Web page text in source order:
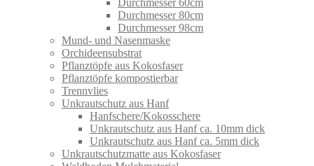
Durchmesser 80cm
Durchmesser 98cm
Mund- und Nasenmaske
Orchideensubstrat
Pflanztöpfe aus Kokosfaser
Pflanztöpfe kompostierbar
Trennvlies
Unkrautschutz aus Hanf
Hanfschere/Kokosschere
Unkrautschutz aus Hanf ca. 10mm dick
Unkrautschutz aus Hanf ca. 5mm dick
Unkrautschutzmatte aus Kokosfaser